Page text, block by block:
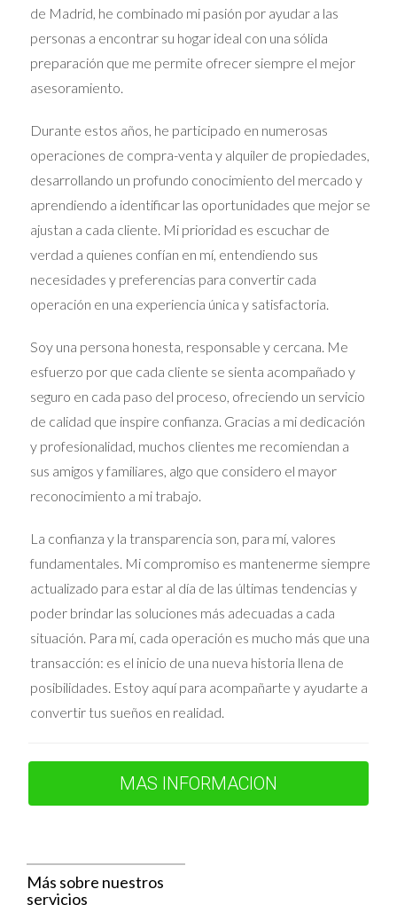
FAMILIAS EN CRECIMIENTO
Las familias en crecimiento representan otro perfil
más grandes y adecuadas para su expansión familiar.
Para estas familias, no solo es crucial el número de
habitaciones, sino también la cercanía a escuelas,
parques y otras amenidades. Este grupo suele estar más
enfocado en la calidad de vida que en la inversión pura.
Vivienda Joven entiende esto y se dedica a ofrecer
listados que no sólo cumplen con las expectativas de
espacio, sino que también están localizados en áreas
Con un enfoque holístico, se ayuda a estas familias a
encontrar un lugar que se convierta en un verdadero
hogar.
Referencias del cliente
Un ejemplo poderoso es el testimonio de Marta y José,
quienes dejaron su apartamento en la ciudad para
INVERSORES
Los inversores son un grupo de clientes que, aunque
posibles rendimientos y la tendencia del mercado.
Vivienda Joven ofrece asesores expertos que pueden
de Madrid, he combinado mi pasión por ayudar a las
personas a encontrar su hogar ideal con una sólida
preparación que me permite ofrecer siempre el mejor
asesoramiento.
Durante estos años, he participado en numerosas
operaciones de compra-venta y alquiler de propiedades,
desarrollando un profundo conocimiento del mercado y
aprendiendo a identificar las oportunidades que mejor se
ajustan a cada cliente. Mi prioridad es escuchar de
verdad a quienes confían en mí, entendiendo sus
necesidades y preferencias para convertir cada
operación en una experiencia única y satisfactoria.
Soy una persona honesta, responsable y cercana. Me
esfuerzo por que cada cliente se sienta acompañado y
seguro en cada paso del proceso, ofreciendo un servicio
de calidad que inspire confianza. Gracias a mi dedicación
y profesionalidad, muchos clientes me recomiendan a
sus amigos y familiares, algo que considero el mayor
reconocimiento a mi trabajo.
La confianza y la transparencia son, para mí, valores
fundamentales. Mi compromiso es mantenerme siempre
actualizado para estar al día de las últimas tendencias y
poder brindar las soluciones más adecuadas a cada
situación. Para mí, cada operación es mucho más que una
transacción: es el inicio de una nueva historia llena de
posibilidades. Estoy aquí para acompañarte y ayudarte a
convertir tus sueños en realidad.
MAS INFORMACION
Más sobre nuestros
servicios